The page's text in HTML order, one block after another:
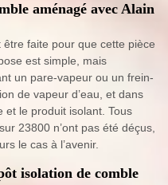
aménagé avec Alain
être faite pour que cette pièce
est simple, mais
un pare-vapeur ou un frein-
de vapeur d’eau, et dans
et le produit isolant. Tous
23800 n’ont pas été déçus,
le cas à l’avenir.
isolation de comble